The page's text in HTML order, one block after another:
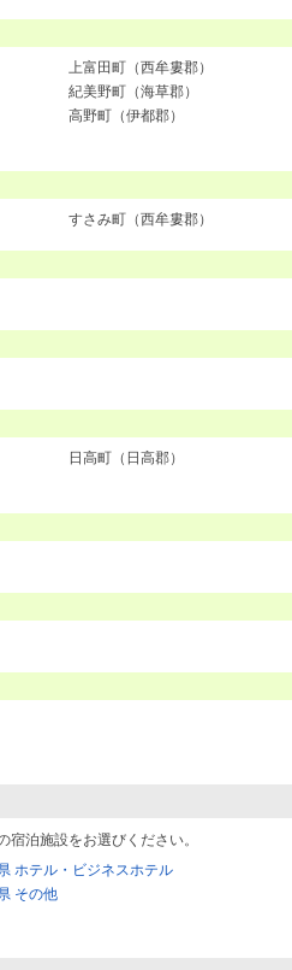
上富田町（西牟婁郡）
紀美野町（海草郡）
高野町（伊都郡）
すさみ町（西牟婁郡）
日高町（日高郡）
泊施設をお選びください。
ホテル・ビジネスホテル
その他